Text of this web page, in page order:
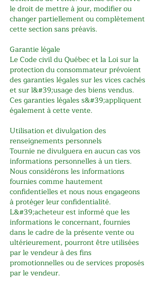
le droit de mettre à jour, modifier ou
changer partiellement ou complètement
cette section sans préavis.
Garantie légale
Le Code civil du Québec et la Loi sur la
protection du consommateur prévoient
des garanties légales sur les vices cachés
et sur l&#39;usage des biens vendus.
Ces garanties légales s&#39;appliquent
également à cette vente.
Utilisation et divulgation des
renseignements personnels
Tournie ne divulguera en aucun cas vos
informations personnelles à un tiers.
Nous considérons les informations
fournies comme hautement
confidentielles et nous nous engageons
à protéger leur confidentialité.
L&#39;acheteur est informé que les
informations le concernant, fournies
dans le cadre de la présente vente ou
ultérieurement, pourront être utilisées
par le vendeur à des fins
promotionnelles ou de services proposés
par le vendeur.